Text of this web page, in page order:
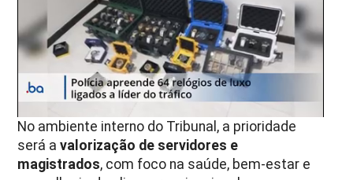
No ambiente interno do Tribunal, a prioridade
será avalorização de servidores e
magistrados, com foco na saúde, bem-estar e